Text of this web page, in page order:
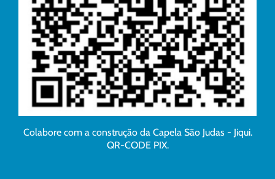
Colabore com a construção da Capela São Judas - Jiqui.
QR-CODE PIX.